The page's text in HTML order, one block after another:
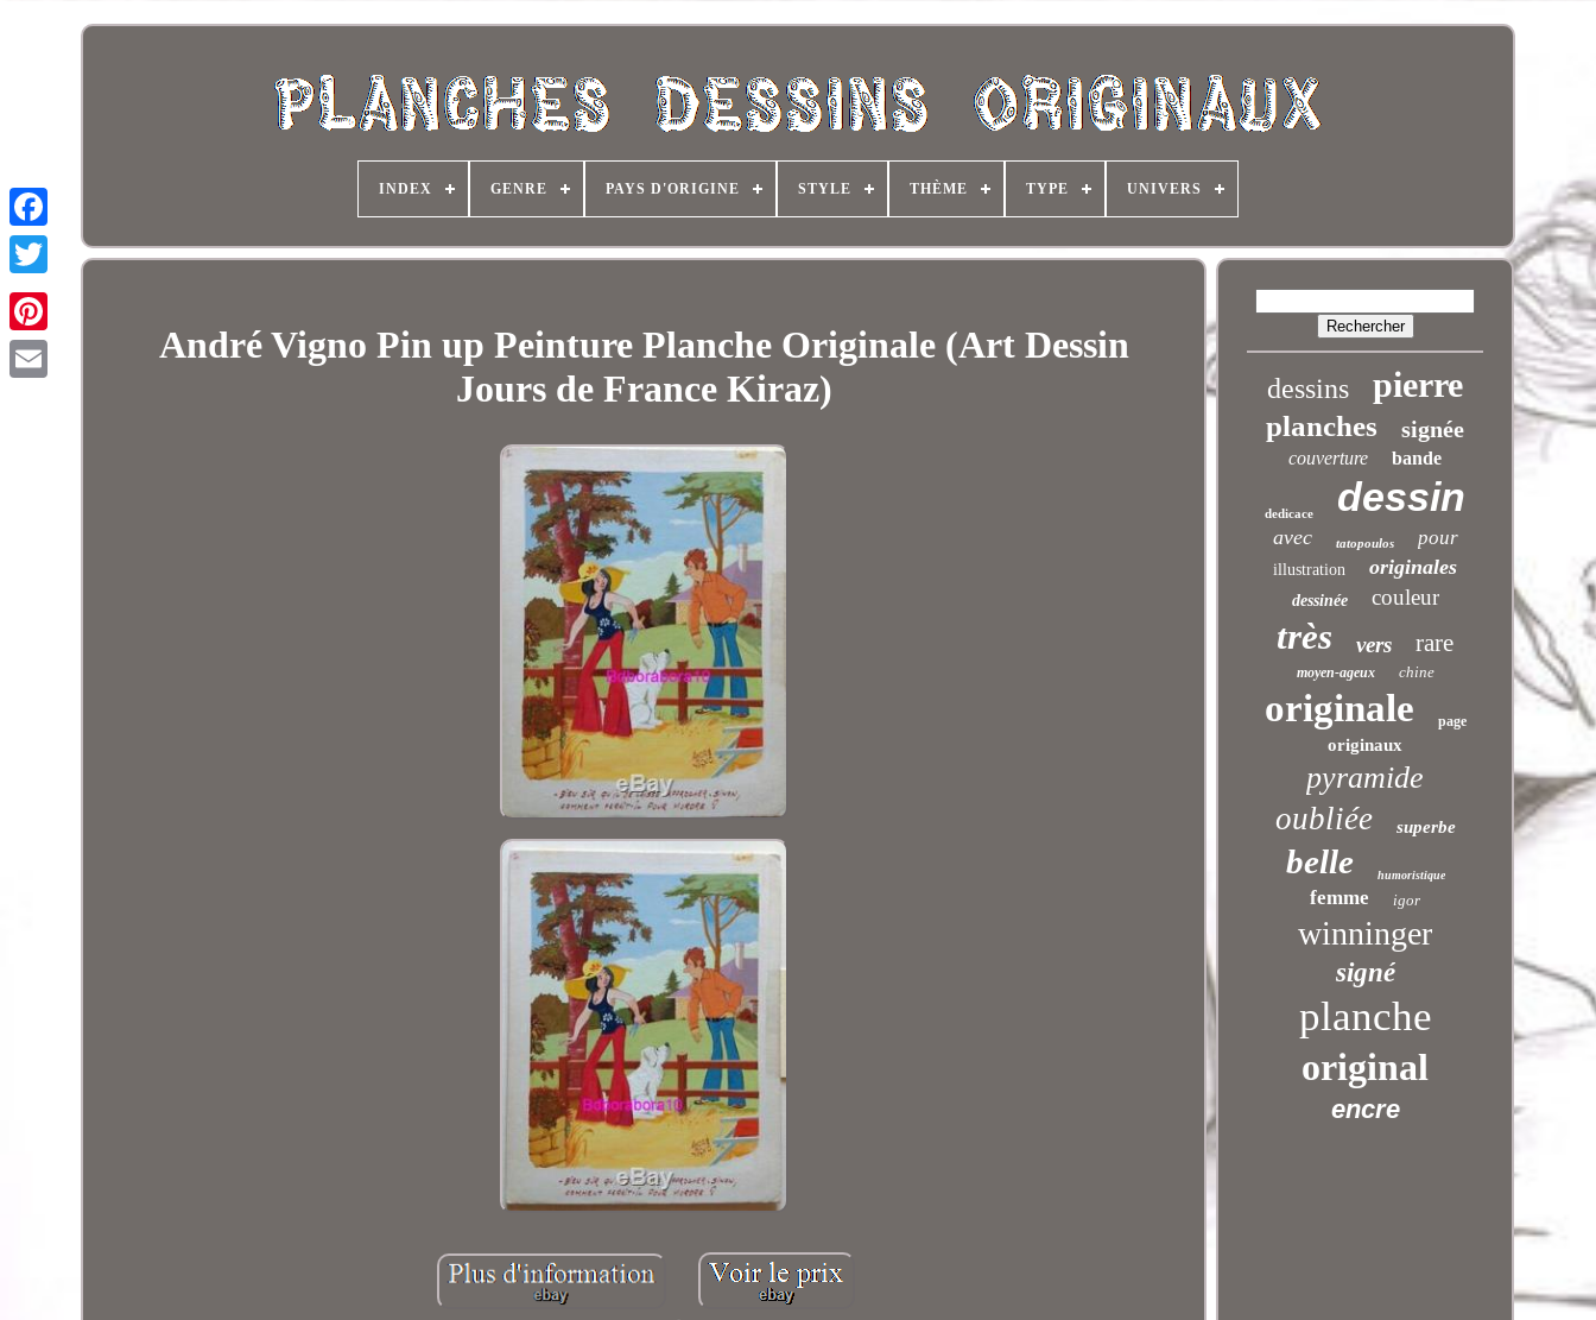
INDEX GENRE PAYS D'ORIGINE STYLE THÈME TYPE UNIVERS
André Vigno Pin up Peinture Planche Originale (Art Dessin
Jours de France Kiraz)
dessins pierre
planches signée
couverture bande
dedicace dessin
avec tatopoulos pour
illustration originales
dessinée couleur
très vers rare
moyen-ageux chine
originale page
originaux
pyramide
oubliée superbe
belle humoristique
femme igor
winninger
signé
planche
original
encre